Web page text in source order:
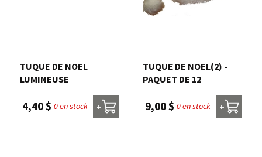
Me connecter
Panier
TUQUE DE NOEL
LUMINEUSE
4,40 $ 0 en stock +
TUQUE DE NOEL(2) -
PAQUET DE 12
9,00 $ 0 en stock +